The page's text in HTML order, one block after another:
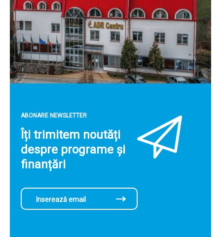
ABONARE NEWSLETTER
Îți trimitem noutăți
despre programe și
finanțări